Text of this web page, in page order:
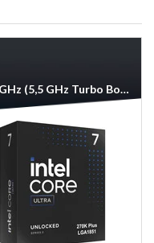
Intel® Core Ultra 7 270K Plus, 3,9 GHz (5,5 GHz Turbo Boost) socket 1851 processeur